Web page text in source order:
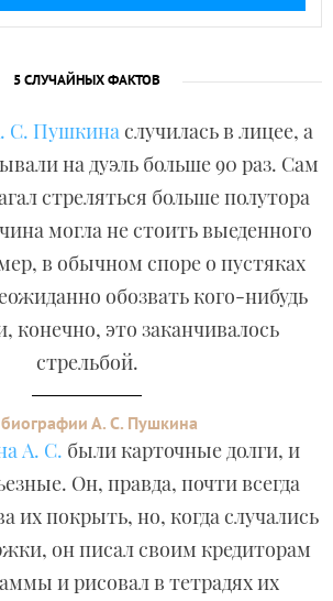
5 СЛУЧАЙНЫХ ФАКТОВ
С. Пушкинаслучилась в лицее, а
на дуэль больше 90 раз. Сам
стреляться больше полутора
могла не стоить выеденного
в обычном споре о пустяках
обозвать кого-нибудь
конечно, это заканчивалось
стрельбой.
А. С. Пушкина
А. С. были карточные долги, и
Он, правда, почти всегда
их покрыть, но, когда случались
он писал своим кредиторам
и рисовал в тетрадях их